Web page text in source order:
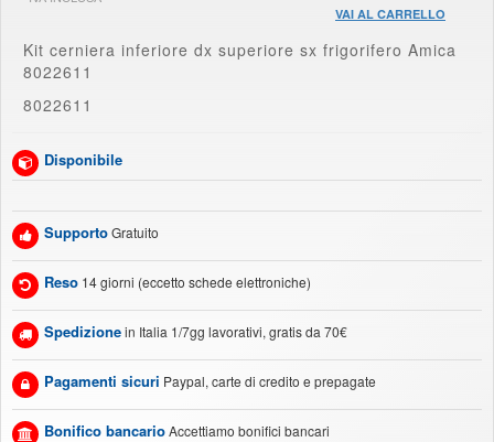
VAI AL CARRELLO
Kit cerniera inferiore dx superiore sx frigorifero Amica
8022611
8022611
Disponibile
SupportoGratuito
Reso 14 giorni (eccetto schede elettroniche)
Spedizionein Italia 1/7gg lavorativi, gratis da 70€
Pagamenti sicuri Paypal, carte di credito e prepagate
Bonifico bancarioAccettiamo bonifici bancari